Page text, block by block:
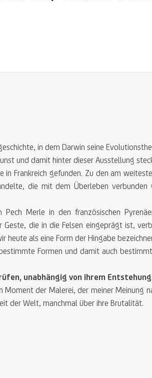
in dem Darwin seine
und damit hinter dieser Ausstellung
Frankreich gefunden. Zu den am
die mit dem Überleben
Merle in den französischen
die in die Felsen eingeprägt ist,
heute als eine Form der Hingabe
Formen und damit auch
unabhängig von ihrem
der Malerei, der meiner Meinung
der Welt, manchmal über ihre Brutalität.